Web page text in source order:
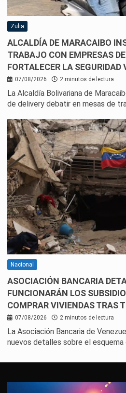
Zulia
ALCALDÍA DE MARACAIBO
TRABAJO CON EMPRESAS
FORTALECER LA SEGURIDAD
07/08/2026 2 minutos de lectura
La Alcaldía Bolivariana de
de delivery debatir en mesas de
Nacional
ASOCIACIÓN BANCARIA
FUNCIONARÁN LOS
COMPRAR VIVIENDAS TRAS
07/08/2026 2 minutos de lectura
La Asociación Bancaria de
nuevos detalles sobre el esquema